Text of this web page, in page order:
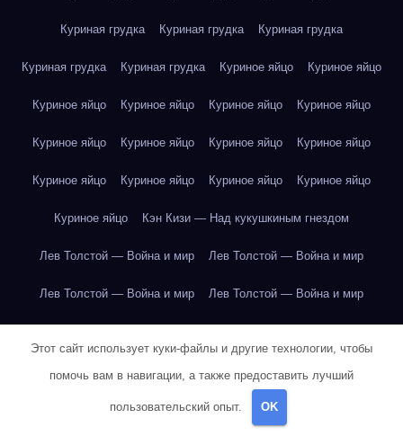
Куриная грудка Куриная грудка Куриная грудка
Куриная грудка Куриная грудка Куриное яйцо Куриное яйцо
Куриное яйцо Куриное яйцо Куриное яйцо Куриное яйцо
Куриное яйцо Куриное яйцо Куриное яйцо Куриное яйцо
Куриное яйцо Куриное яйцо Куриное яйцо Куриное яйцо
Куриное яйцо Кэн Кизи — Над кукушкиным гнездом
Лев Толстой — Война и мир Лев Толстой — Война и мир
Лев Толстой — Война и мир Лев Толстой — Война и мир
Лев Толстой — Война и мир
Лев Толстой — Война и мир Лев Толстой — Война и мир
Этот сайт использует куки-файлы и другие технологии, чтобы
помочь вам в навигации, а также предоставить лучший
пользовательский опыт. OK